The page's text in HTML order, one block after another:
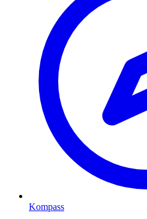
Kompass